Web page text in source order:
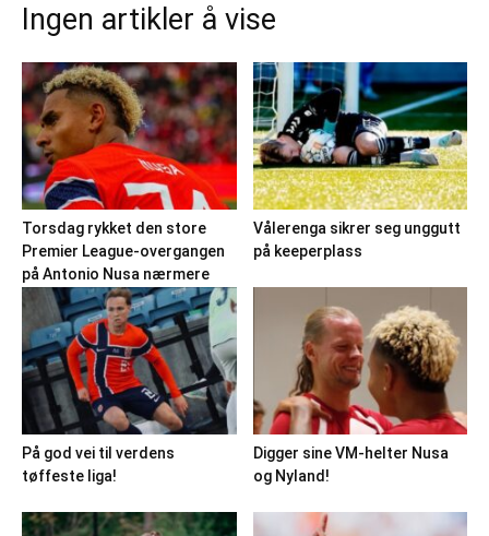
Ingen artikler å vise
Torsdag rykket den store
Premier League-overgangen
på Antonio Nusa nærmere
Vålerenga sikrer seg unggutt
på keeperplass
På god vei til verdens
tøffeste liga!
Digger sine VM-helter Nusa
og Nyland!